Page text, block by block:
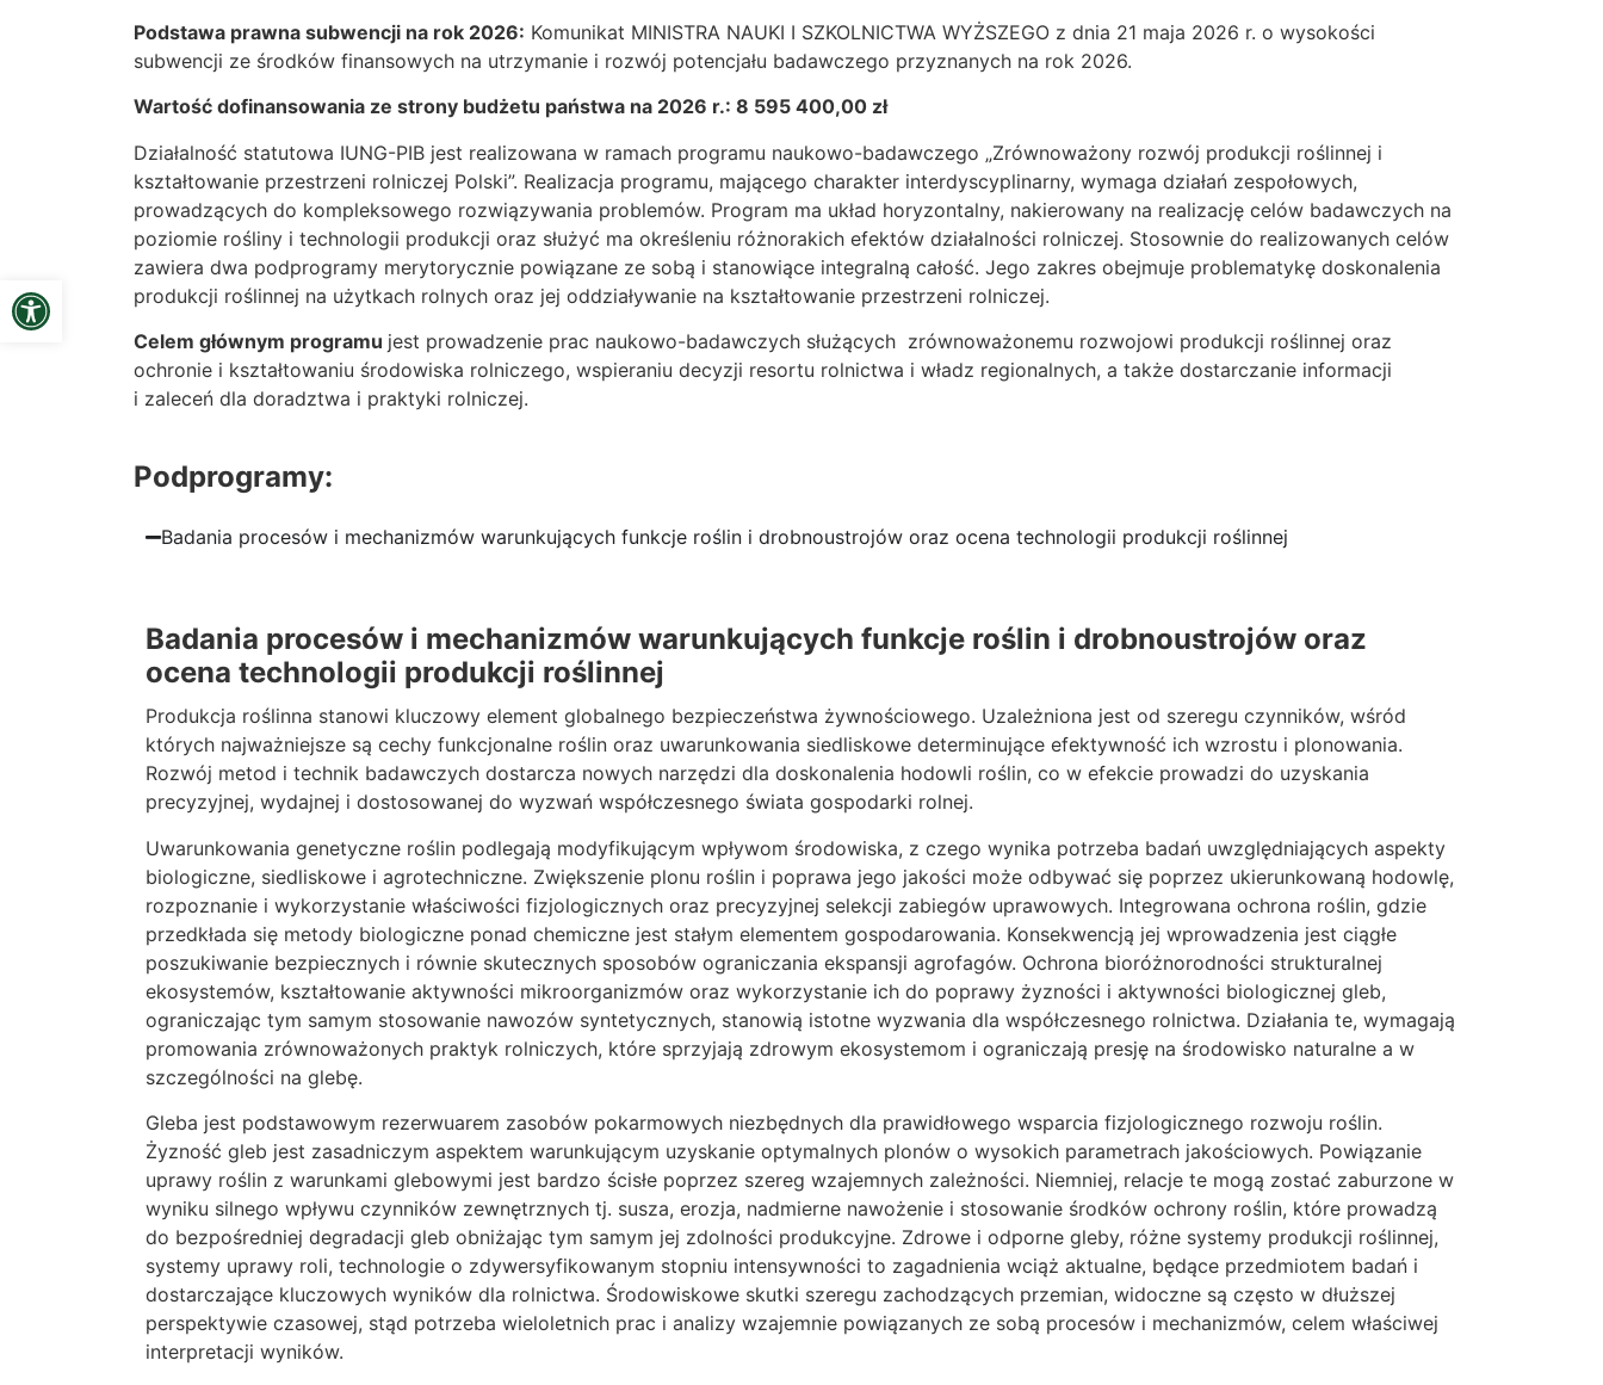
Open toolbar
Podstawa prawna subwencji na rok 2026: Komunikat MINISTRA NAUKI I SZKOLNICTWA WYŻSZEGO z dnia 21 maja 2026 r. o wysokości
subwencji ze środków finansowych na utrzymanie i rozwój potencjału badawczego przyznanych na rok 2026.
Wartość dofinansowania ze strony budżetu państwa na 2026 r.: 8 595 400,00 zł
Działalność statutowa IUNG-PIB jest realizowana w ramach programu naukowo-badawczego „Zrównoważo­ny rozwój produkcji roślinnej i
kształtowanie przestrzeni rolniczej Polski”. Realizacja programu, mającego charakter interdyscyplinarny, wymaga działań zespołowych,
prowadzących do kompleksowego rozwiązywania problemów. Program ma układ horyzontalny, nakierowany na realizację celów badawczych na
poziomie rośliny i technologii produkcji oraz służyć ma określeniu różnorakich efektów działalności rolniczej. Stosownie do realizowanych celów
zawiera dwa podprogramy merytorycznie powiązane ze sobą i stanowiące integralną całość. Jego zakres obejmuje problematykę doskonalenia
produkcji roślinnej na użytkach rolnych oraz jej oddziaływanie na kształtowanie przestrzeni rolniczej.
Celem głównym programu jest prowadzenie prac naukowo-badawczych służących zrównoważonemu rozwojowi produkcji roślinnej oraz
ochronie i kształtowaniu środowiska rolniczego, wspieraniu decyzji resortu rolnictwa i władz regionalnych, a także dostarczanie informacji
i zaleceń dla doradztwa i praktyki rolniczej.
Podprogramy:
Badania procesów i mechanizmów warunkujących funkcje roślin i drobnoustrojów oraz ocena technologii produkcji roślinnej
Badania procesów i mechanizmów warunkujących funkcje roślin i drobnoustrojów oraz
ocena technologii produkcji roślinnej
Produkcja roślinna stanowi kluczowy element globalnego bezpieczeństwa żywnościowego. Uzależniona jest od szeregu czynników, wśród
których najważniejsze są cechy funkcjonalne roślin oraz uwarunkowania siedliskowe determinujące efektywność ich wzrostu i plonowania.
Rozwój metod i technik badawczych dostarcza nowych narzędzi dla doskonalenia hodowli roślin, co w efekcie prowadzi do uzyskania
precyzyjnej, wydajnej i dostosowanej do wyzwań współczesnego świata gospodarki rolnej.
Uwarunkowania genetyczne roślin podlegają modyfikującym wpływom środowiska, z czego wynika potrzeba badań uwzględniających aspekty
biologiczne, siedliskowe i agrotechniczne. Zwiększenie plonu roślin i poprawa jego jakości może odbywać się poprzez ukierunkowaną hodowlę,
rozpoznanie i wykorzystanie właściwości fizjologicznych oraz precyzyjnej selekcji zabiegów uprawowych. Integrowana ochrona roślin, gdzie
przedkłada się metody biologiczne ponad chemiczne jest stałym elementem gospodarowania. Konsekwencją jej wprowadzenia jest ciągłe
poszukiwanie bezpiecznych i równie skutecznych sposobów ograniczania ekspansji agrofagów. Ochrona bioróżnorodności strukturalnej
ekosystemów, kształtowanie aktywności mikroorganizmów oraz wykorzystanie ich do poprawy żyzności i aktywności biologicznej gleb,
ograniczając tym samym stosowanie nawozów syntetycznych, stanowią istotne wyzwania dla współczesnego rolnictwa. Działania te, wymagają
promowania zrównoważonych praktyk rolniczych, które sprzyjają zdrowym ekosystemom i ograniczają presję na środowisko naturalne a w
szczególności na glebę.
Gleba jest podstawowym rezerwuarem zasobów pokarmowych niezbędnych dla prawidłowego wsparcia fizjologicznego rozwoju roślin.
Żyzność gleb jest zasadniczym aspektem warunkującym uzyskanie optymalnych plonów o wysokich parametrach jakościowych. Powiązanie
uprawy roślin z warunkami glebowymi jest bardzo ścisłe poprzez szereg wzajemnych zależności. Niemniej, relacje te mogą zostać zaburzone w
wyniku silnego wpływu czynników zewnętrznych tj. susza, erozja, nadmierne nawożenie i stosowanie środków ochrony roślin, które prowadzą
do bezpośredniej degradacji gleb obniżając tym samym jej zdolności produkcyjne. Zdrowe i odporne gleby, różne systemy produkcji roślinnej,
systemy uprawy roli, technologie o zdywersyfikowanym stopniu intensywności to zagadnienia wciąż aktualne, będące przedmiotem badań i
dostarczające kluczowych wyników dla rolnictwa. Środowiskowe skutki szeregu zachodzących przemian, widoczne są często w dłuższej
perspektywie czasowej, stąd potrzeba wieloletnich prac i analizy wzajemnie powiązanych ze sobą procesów i mechanizmów, celem właściwej
interpretacji wyników.